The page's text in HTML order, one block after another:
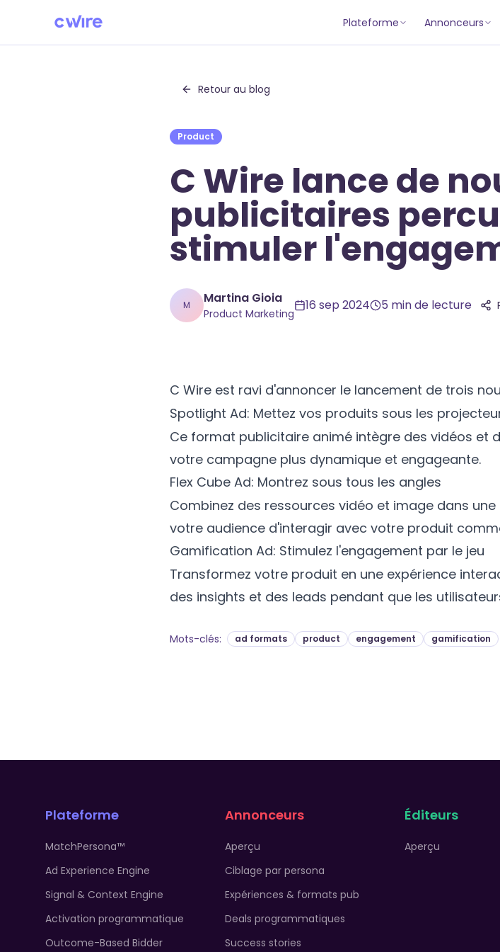
Plateforme Annonceurs
Retour au blog
Product
C Wire lance de
publicitaires
stimuler
M Martina Gioia
Product Marketing
16 sep 2024 5 min de lecture
C Wire est ravi d'annoncer le lancement de trois
Spotlight Ad: Mettez vos produits sous les
Ce format publicitaire animé intègre des vidéos et
votre campagne plus dynamique et engageante.
Flex Cube Ad: Montrez sous tous les angles
Combinez des ressources vidéo et image dans
votre audience d'interagir avec votre produit
Gamification Ad: Stimulez l'engagement par le jeu
Transformez votre produit en une expérience
des insights et des leads pendant que les
Mots-clés: ad formats product engagement gamification
Plateforme
MatchPersona™
Ad Experience Engine
Signal & Context Engine
Activation programmatique
Outcome-Based Bidder
Annonceurs
Aperçu
Ciblage par persona
Expériences & formats pub
Deals programmatiques
Success stories
Éditeurs
Aperçu